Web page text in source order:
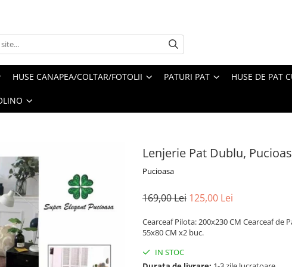
HUSE CANAPEA/COLTAR/FOTOLII PATURI PAT HUSE DE PAT
Lenjerie Pat Dublu,
Pucioasa
169,00 Lei 125,00 Lei
Cearceaf Pilota: 200x230 CM Cearceaf de
55x80 CM x2 buc.
IN STOC